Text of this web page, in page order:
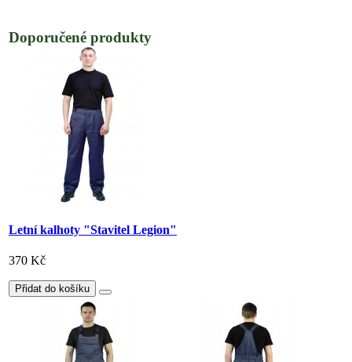
Doporučené produkty
Letní kalhoty "Stavitel Legion"
370 Kč
Přidat do košíku